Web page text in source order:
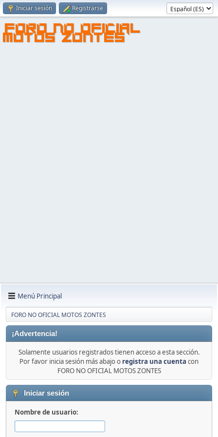
Iniciar sesión Registrarse
FORO NO OFICIAL
MOTOS ZONTES
Menú Principal
FORO NO OFICIAL MOTOS ZONTES
¡Advertencia!
Solamente usuarios registrados tienen acceso a esta sección.
Por favor inicia sesión más abajo o registra una cuenta con
FORO NO OFICIAL MOTOS ZONTES
Iniciar sesión
Nombre de usuario: